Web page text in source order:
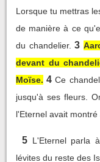
Lorsque tu mettras
de manière à ce
du chandelier. 3
devant du
Moïse. 4 Ce
jusqu'à ses fleurs.
l'Eternel avait montré
5 L'Eternel parla
lévites du reste des